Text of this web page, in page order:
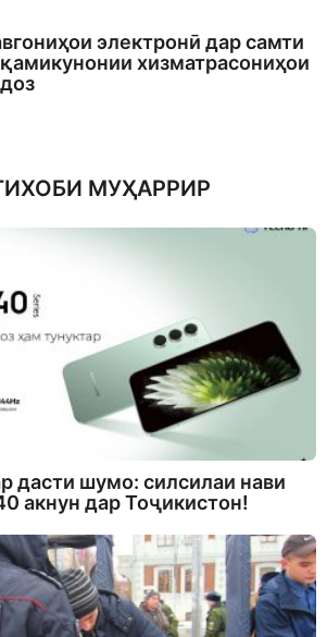
электронӣ дар самти
хизматрасониҳои
МУҲАРРИР
дасти шумо: силсилаи нави
акнун дар Тоҷикистон!